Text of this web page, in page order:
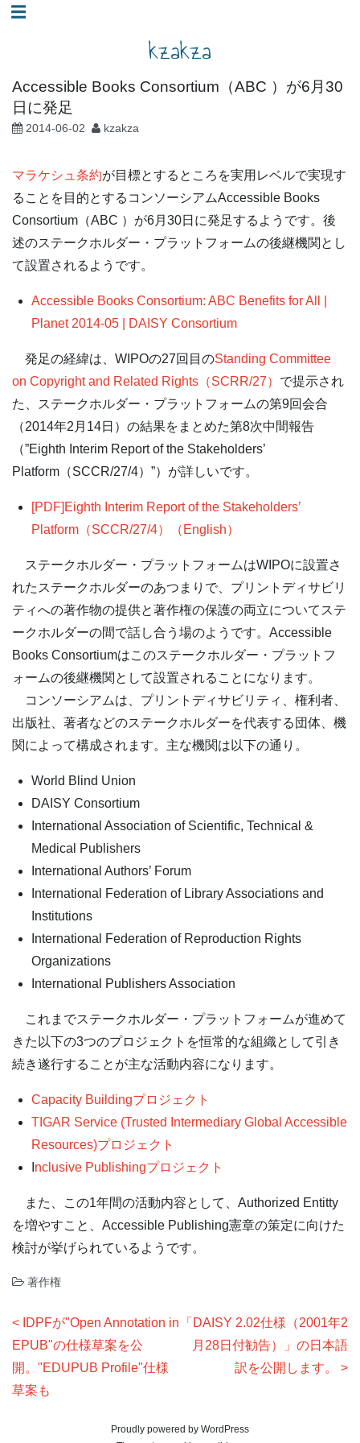
コ☰
kzakza
Accessible Books Consortium（ABC ）が6月30
日に発足
2014-06-02 kzakza
マラケシュ条約が目標とするところを実用レベルで実現す
ることを目的とするコンソーシアムAccessible Books
Consortium（ABC ）が6月30日に発足するようです。後
述のステークホルダー・プラットフォームの後継機関とし
て設置されるようです。
Accessible Books Consortium: ABC Benefits for All |
Planet 2014-05 | DAISY Consortium
発足の経緯は、WIPOの27回目のStanding Committee
on Copyright and Related Rights（SCRR/27） で提示され
た、ステークホルダー・プラットフォームの第9回会合
（2014年2月14日）の結果をまとめた第8次中間報告
（”Eighth Interim Report of the Stakeholders’
Platform（SCCR/27/4）”）が詳しいです。
[PDF]Eighth Interim Report of the Stakeholders’
Platform（SCCR/27/4）（English）
ステークホルダー・プラットフォームはWIPOに設置さ
れたステークホルダーのあつまりで、プリントディサビリ
ティへの著作物の提供と著作権の保護の両立についてステ
ークホルダーの間で話し合う場のようです。Accessible
Books Consortiumはこのステークホルダー・プラットフ
ォームの後継機関として設置されることになります。
コンソーシアムは、プリントディサビリティ、権利者、
出版社、著者などのステークホルダーを代表する団体、機
関によって構成されます。主な機関は以下の通り。
World Blind Union
DAISY Consortium
International Association of Scientific, Technical &
Medical Publishers
International Authors’ Forum
International Federation of Library Associations and
Institutions
International Federation of Reproduction Rights
Organizations
International Publishers Association
これまでステークホルダー・プラットフォームが進めて
きた以下の3つのプロジェクトを恒常的な組織として引き
続き遂行することが主な活動内容になります。
Capacity Buildingプロジェクト
TIGAR Service (Trusted Intermediary Global Accessible
Resources)プロジェクト
nclusive Publishingプロジェクト
また、この1年間の活動内容として、Authorized Entitty
を増やすこと、Accessible Publishing憲章の策定に向けた
検討が挙げられているようです。
著作権
投
稿
ナ
ビ
IDPFが"Open Annotation in
EPUB"の仕様草案を公
開。"EDUPUB Profile"仕様
草案も
「DAISY 2.02仕様（2001年2
月28日付勧告）」の日本語
訳を公開します。
Proudly powered by WordPress